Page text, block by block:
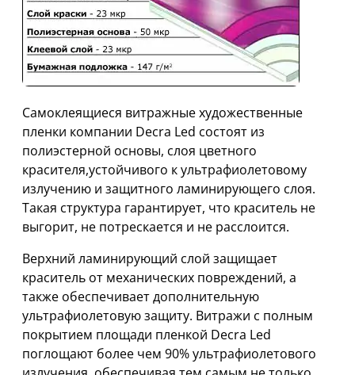
Самоклеящиеся витражные художественные
пленки компании Decra Led состоят из
полиэстерной основы, слоя цветного
красителя,устойчивого к ультрафиолетовому
излучению и защитного ламинирующего слоя.
Такая структура гарантирует, что краситель не
выгорит, не потрескается и не расслоится.
Верхний ламинирующий слой защищает
краситель от механических повреждений, а
также обеспечивает дополнительную
ультрафиолетовую защиту. Витражи с полным
покрытием площади пленкой Decra Led
поглощают более чем 90% ультрафиолетового